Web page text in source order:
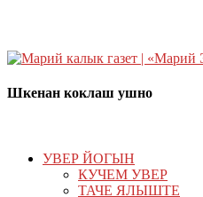
Шкенан коклаш ушно
УВЕР ЙОГЫН
КУЧЕМ УВЕР
ТАЧЕ ЯЛЫШТЕ